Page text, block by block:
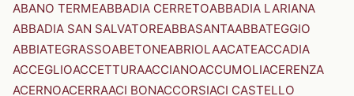
ABANO TERMEABBADIA CERRETOABBADIA LARIANA
ABBADIA SAN SALVATOREABBASANTAABBATEGGIO
ABBIATEGRASSOABETONEABRIOLAACATEACCADIA
ACCEGLIOACCETTURAACCIANOACCUMOLIACERENZA
ACERNOACERRAACI BONACCORSIACI CASTELLO